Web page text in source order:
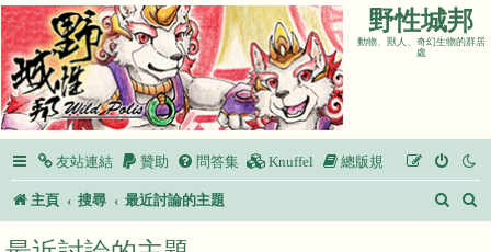
野性城邦
動物、獸人、奇幻生物的群居
處
友站連結 贊助 問答集 Knuffel 總版規
主頁 搜尋 最近討論的主題
搜